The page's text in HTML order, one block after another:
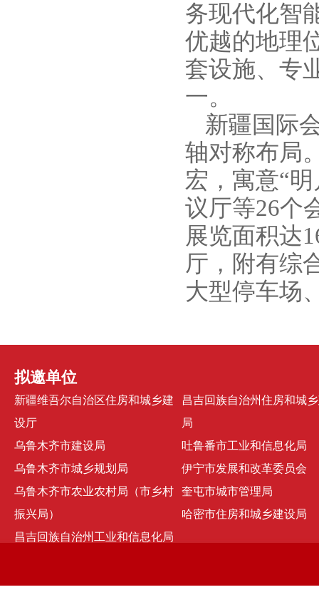
务现代化智
优越的地理
套设施、专
一。
新疆国际
轴对称布局
宏，寓意“
议厅等26个
展览面积达
厅，附有综
大型停车场
拟邀单位
新疆维吾尔自治区住房和城乡建
设厅
乌鲁木齐市建设局
乌鲁木齐市城乡规划局
乌鲁木齐市农业农村局（市乡村
振兴局）
昌吉回族自治州工业和信息化局
昌吉回族自治州住房和城
局
吐鲁番市工业和信息化局
伊宁市发展和改革委员会
奎屯市城市管理局
哈密市住房和城乡建设局